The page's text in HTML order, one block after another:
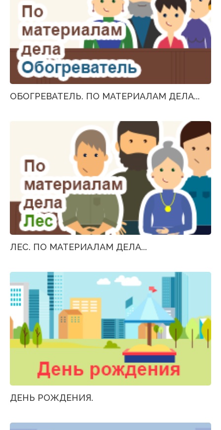
ОБОГРЕВАТЕЛЬ. ПО МАТЕРИАЛАМ ДЕЛА...
ЛЕС. ПО МАТЕРИАЛАМ ДЕЛА...
ДЕНЬ РОЖДЕНИЯ.